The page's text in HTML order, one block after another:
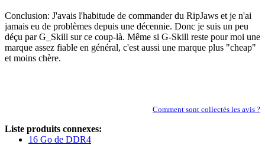
Conclusion: J'avais l'habitude de commander du RipJaws et je n'ai
jamais eu de problèmes depuis une décennie. Donc je suis un peu
déçu par G_Skill sur ce coup-là. Même si G-Skill reste pour moi une
marque assez fiable en général, c'est aussi une marque plus "cheap"
et moins chère.
Comment sont collectés les avis ?
Liste produits connexes:
16 Go de DDR4